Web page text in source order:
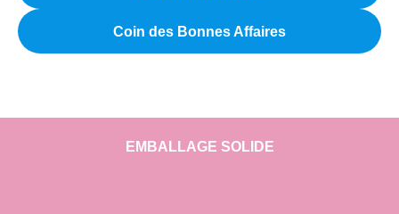
Coin des Bonnes Affaires
EMBALLAGE SOLIDE